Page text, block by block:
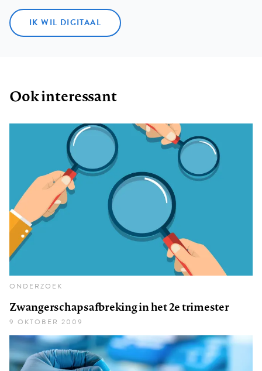
IK WIL DIGITAAL
Ook interessant
ONDERZOEK
Zwangerschapsafbreking in het 2e trimester
9 OKTOBER 2009